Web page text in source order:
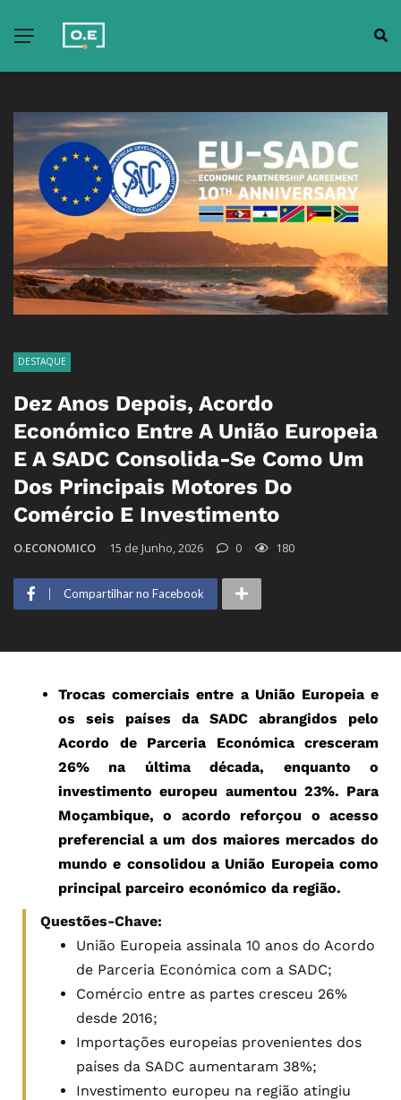
DESTAQUE
Dez Anos Depois, Acordo
Económico Entre A União Europeia
E A SADC Consolida-Se Como Um
Dos Principais Motores Do
Comércio E Investimento
O.ECONOMICO 15 de Junho, 2026 0 180
Compartilhar no Facebook
Trocas comerciais entre a União Europeia e
os seis países da SADC abrangidos pelo
Acordo de Parceria Económica cresceram
26% na última década, enquanto o
investimento europeu aumentou 23%. Para
Moçambique, o acordo reforçou o acesso
preferencial a um dos maiores mercados do
mundo e consolidou a União Europeia como
principal parceiro económico da região.
Questões-Chave:
União Europeia assinala 10 anos do Acordo
de Parceria Económica com a SADC;
Comércio entre as partes cresceu 26%
desde 2016;
Importações europeias provenientes dos
países da SADC aumentaram 38%;
Investimento europeu na região atingiu